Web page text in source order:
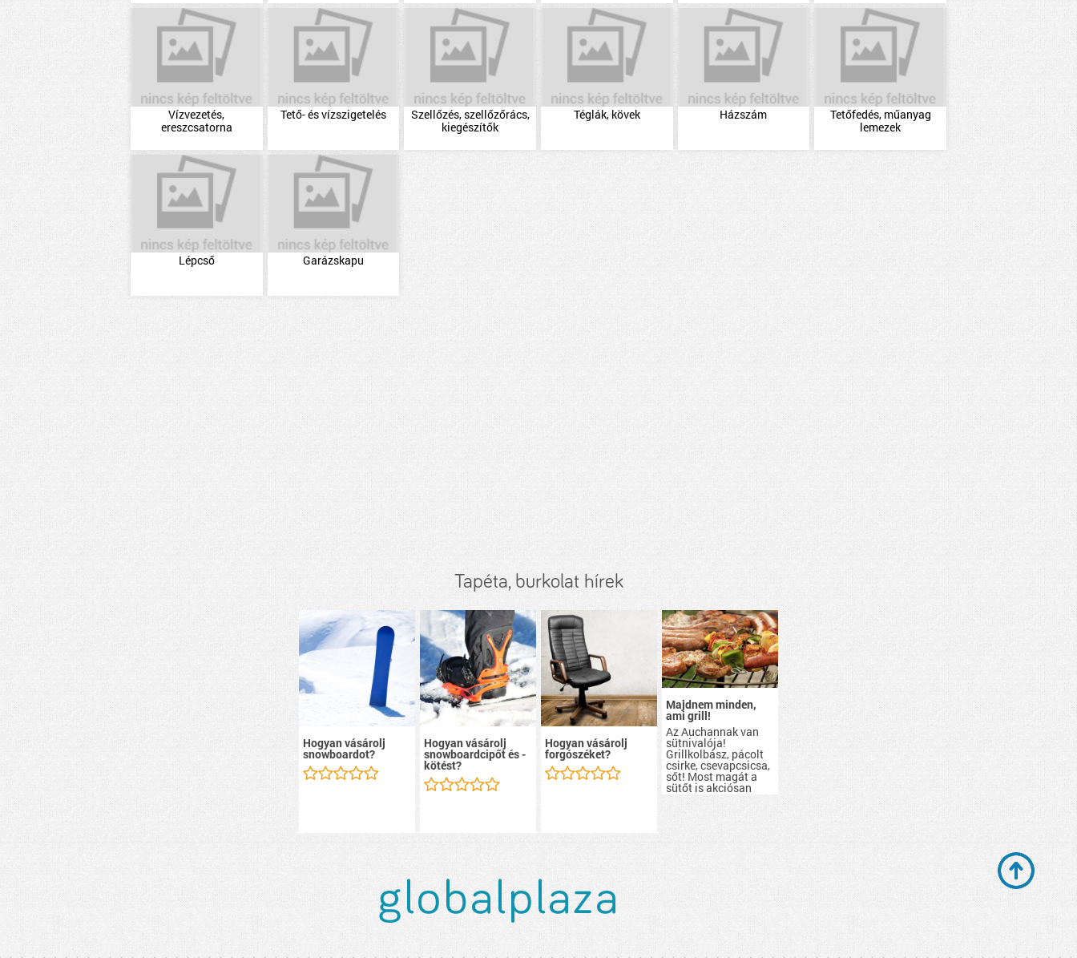
Vízvezetés,
ereszcsatorna
Tető- és vízszigetelés
Szellőzés, szellőzőrács,
kiegészítők
Téglák, kövek Házszám
Tetőfedés, műanyag
lemezek
Lépcső Garázskapu
Tapéta, burkolat hírek
Hogyan vásárolj
snowboardot?
Hogyan vásárolj
snowboardcipőt és -
kötést?
Hogyan vásárolj
forgószéket?
Majdnem minden,
ami grill!
Az Auchannak van
sütnivalója!
Grillkolbász, pácolt
csirke, csevapcsicsa,
sőt! Most magát a
sütőt is akciósan
szerezheted be.